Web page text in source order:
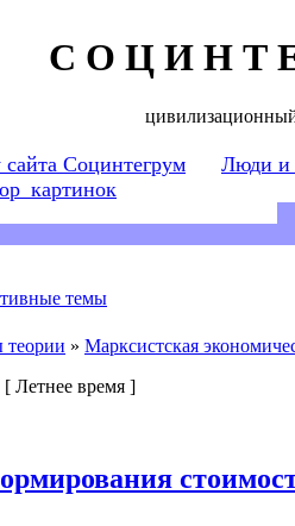
С О Ц И Н Т
Социнтегрум
Люди и
темы
теории » Марксистская
Летнее время ]